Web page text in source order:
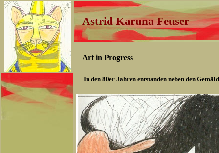
Astrid Karuna Feuser
Art in Progress
In den 80er Jahren entstanden neben den